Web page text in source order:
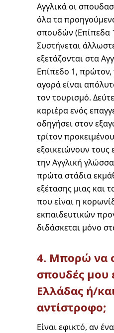
Αγγλικά οι
όλα τα
σπουδών (Επίπεδα
Συστήνεται
εξετάζονται στα
Επίπεδο 1, πρώτον,
αγορά είναι
τον τουρισμό.
καριέρα ενός
οδηγήσει στον
τρίτον
εξοικειώνουν τους
την Αγγλική
πρώτα στάδια
εξέτασης μιας και
που είναι η
εκπαιδευτικών
διδάσκεται μόνο
4. Μπορώ να
σπουδές μου
Ελλάδας ή/
αντίστροφο;
Είναι εφικτό, αν